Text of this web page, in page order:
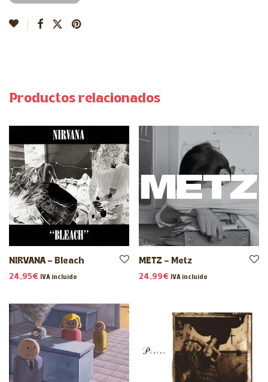
Productos relacionados
NIRVANA – Bleach
24,95€ IVA incluido
METZ – Metz
24,99€ IVA incluido